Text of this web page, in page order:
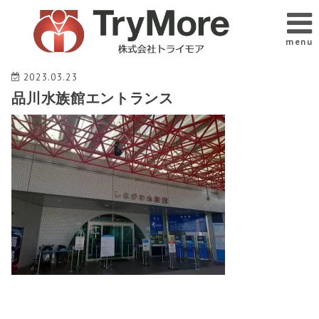
menu
2023.03.23
品川水族館エントランス